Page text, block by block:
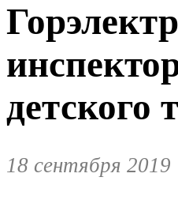
детского
18 сентября 2019